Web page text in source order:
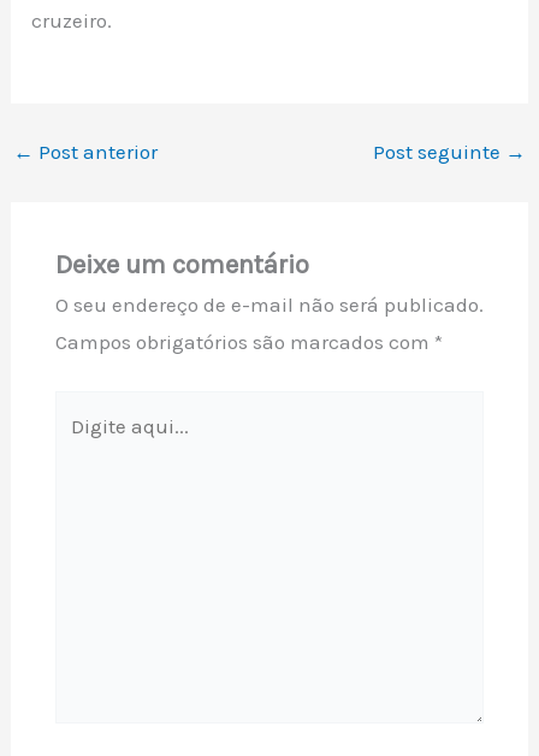
cruzeiro.
← Post anterior Post seguinte →
Deixe um comentário
O seu endereço de e-mail não será publicado.
Campos obrigatórios são marcados com *
aqui...